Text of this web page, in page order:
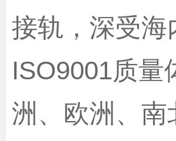
接轨，深受海
ISO9001质
洲、欧洲、南